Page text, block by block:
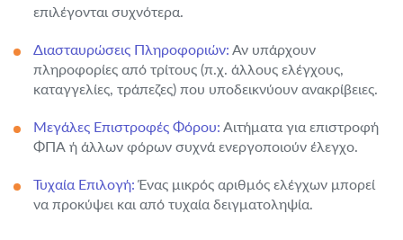
επιλέγονται συχνότερα.
Διασταυρώσεις Πληροφοριών: Αν υπάρχουν
πληροφορίες από τρίτους (π.χ. άλλους ελέγχους,
καταγγελίες, τράπεζες) που υποδεικνύουν ανακρίβειες.
Μεγάλες Επιστροφές Φόρου: Αιτήματα για επιστροφή
ΦΠΑ ή άλλων φόρων συχνά ενεργοποιούν έλεγχο.
Τυχαία Επιλογή: Ένας μικρός αριθμός ελέγχων μπορεί
να προκύψει και από τυχαία δειγματοληψία.